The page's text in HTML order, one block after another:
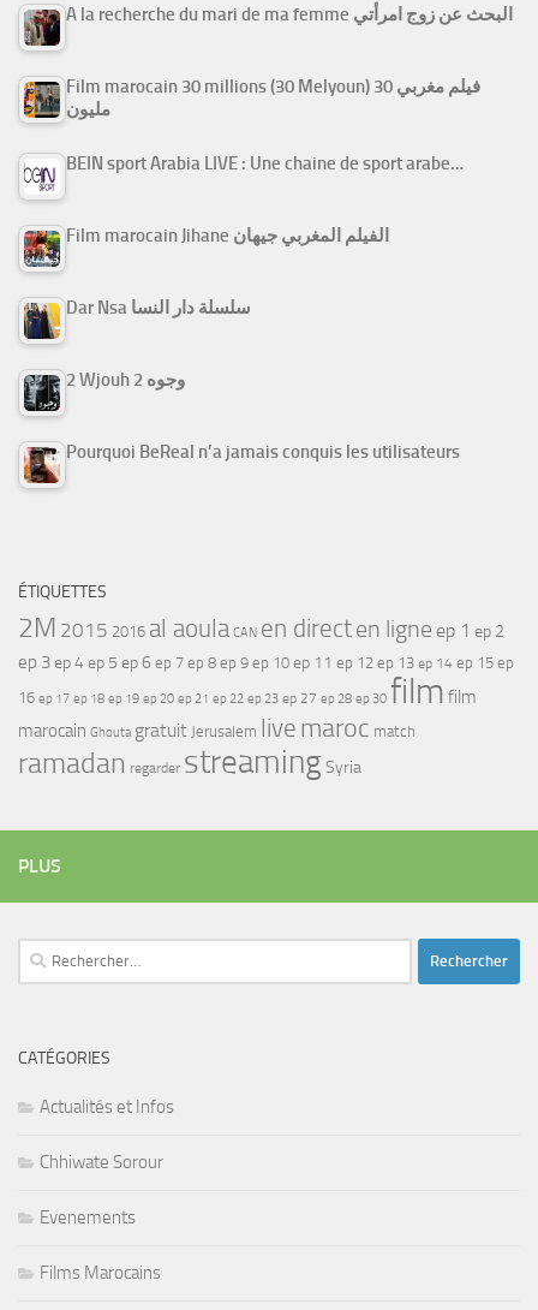
A la recherche du mari de ma femme البحث عن زوج امرأتي
Film marocain 30 millions (30 Melyoun) فيلم مغربي 30
مليون
BEIN sport Arabia LIVE : Une chaine de sport arabe…
Film marocain Jihane الفيلم المغربي جيهان
Dar Nsa سلسلة دار النسا
2 Wjouh 2 وجوه
Pourquoi BeReal n’a jamais conquis les utilisateurs
ÉTIQUETTES
2M 2015 2016 al aoula CAN en directen ligne ep 1 ep 2
ep 3ep 4ep 5 ep 6 ep 7 ep 8 ep 9 ep 10 ep 11 ep 12 ep 13 ep 14 ep 15 ep
16 ep 17 ep 18 ep 19 ep 20 ep 21 ep 22 ep 23 ep 27 ep 28 ep 30 film film
marocain Ghouta gratuit Jerusalem live maroc match
ramadan regarder streamingSyria
PLUS
Rechercher :
CATÉGORIES
Actualités et Infos
Chhiwate Sorour
Evenements
Films Marocains